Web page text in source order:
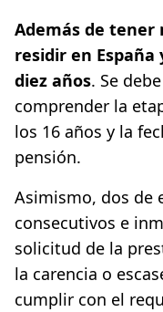
Además de tener
residir en
diez años. Se
comprender la
los 16 años y la
pensión.
Asimismo, dos de
consecutivos e
solicitud de la
la carencia o
cumplir con el